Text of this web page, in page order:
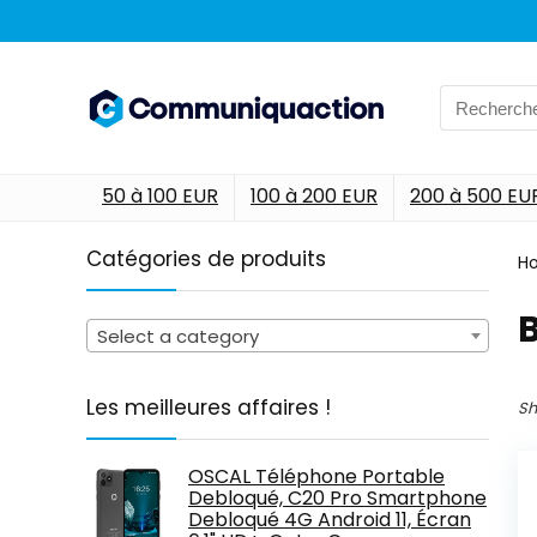
Search
for:
50 à 100 EUR 100 à 200 EUR 200 à 500
Catégories de produits
Select a category
Les meilleures affaires !
OSCAL Téléphone Portable
Debloqué, C20 Pro Smartphone
Debloqué 4G Android 11, Écran